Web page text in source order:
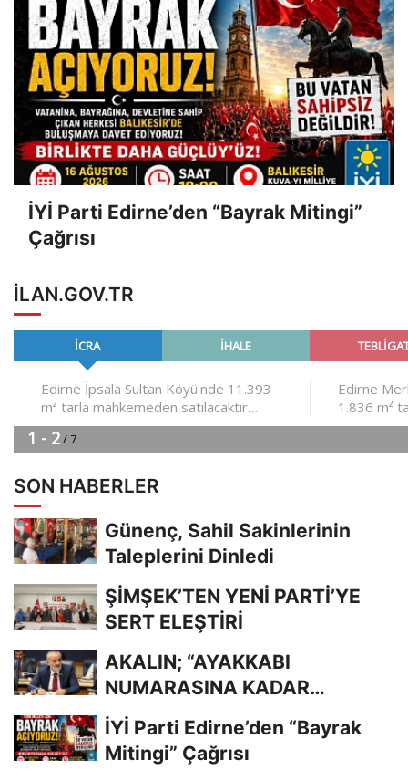
İYİ Parti Edirne’den “Bayrak Mitingi”
Çağrısı
ILAN.GOV.TR
SON HABERLER
Günenç, Sahil Sakinlerinin
Taleplerini Dinledi
ŞİMŞEK’TEN YENİ PARTİ’YE
SERT ELEŞTİRİ
AKALIN; “AYAKKABI
NUMARASINA KADAR
BİLİYORDUNUZ, ADRESİNİ Mİ
UNUTTUNUZ?”
İYİ Parti Edirne’den “Bayrak
Mitingi” Çağrısı